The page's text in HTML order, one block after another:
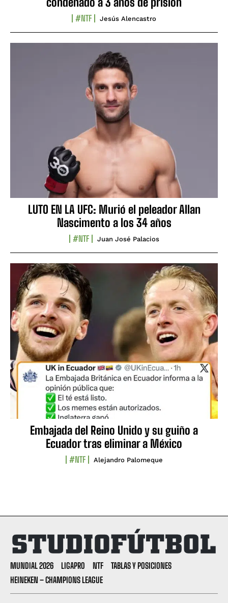
#NTF Jesús Alencastro
LUTO EN LA UFC: Murió el peleador Allan
Nascimento a los 34 años
#NTF Juan José Palacios
Embajada del Reino Unido y su guiño a
Ecuador tras eliminar a México
#NTF Alejandro Palomeque
MUNDIAL 2026 LIGAPRO NTF
TABLAS Y POSICIONES
HEINEKEN – CHAMPIONS LEAGUE